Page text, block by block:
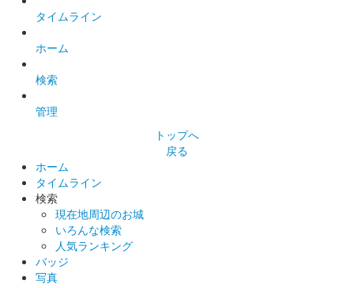
販売終了
沼田城跡 御城印
販売終了
沼田城跡 御城印
販売終了
沼田城 御城印
販売終了
タイムライン
ホーム
検索
管理
トップへ
戻る
ホーム
タイムライン
検索
現在地周辺のお城
いろんな検索
人気ランキング
バッジ
写真